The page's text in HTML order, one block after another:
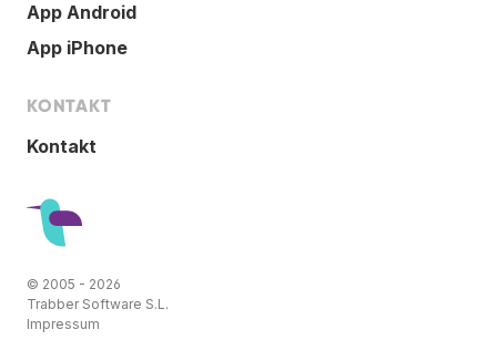
App Android
App iPhone
KONTAKT
Kontakt
© 2005 - 2026
Trabber Software S.L.
Impressum